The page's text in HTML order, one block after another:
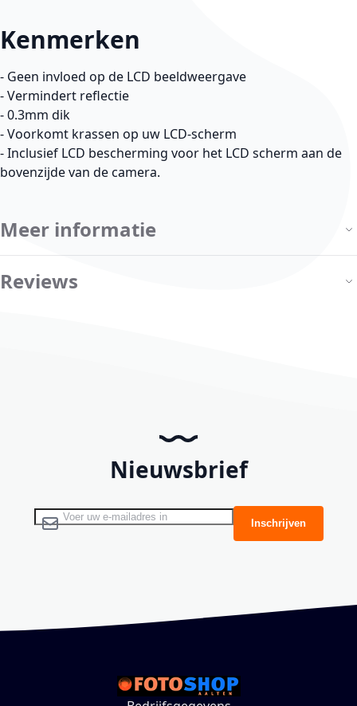
Kenmerken
- Geen invloed op de LCD beeldweergave
- Vermindert reflectie
- 0.3mm dik
- Voorkomt krassen op uw LCD-scherm
- Inclusief LCD bescherming voor het LCD scherm aan de
bovenzijde van de camera.
Meer informatie
Reviews
Nieuwsbrief
Abonneer u op onze nieuwsbrief Inschrijven